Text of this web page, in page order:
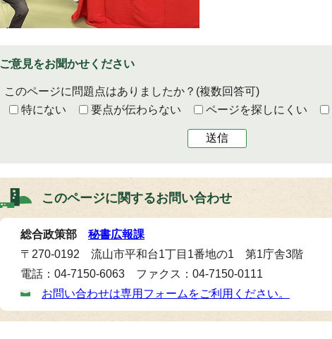
ご意見をお聞かせください
このページに問題点はありましたか？ (複数回答可)
特にない
要点が伝わらない ページを探しにくい
送信
このページに関するお問い合わせ
総合政策部 秘書広報課
〒270-0192 流山市平和台1丁目1番地の1 第1庁舎3階
電話：04-7150-6063 ファクス：04-7150-0111
お問い合わせは専用フォームをご利用ください。